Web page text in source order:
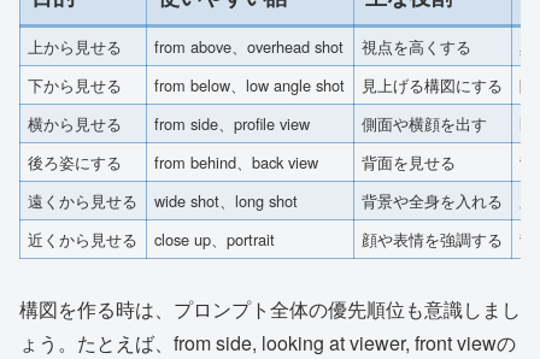
上から見せる from above、overhead shot 視点を高くする
真
下から見せる
from below、low angle shot 見上げる構図にする
階
横から見せる
from side、profile view 側面や横顔を出す
後ろ姿にする
from behind、back view 背面を見せる
背
遠くから見せる
wide shot、long shot 背景や全身を入れる
近くから見せる
close up、portrait 顔や表情を強調する 背
構図を作る時は、プロンプト全体の優先順位も意識しまし
ょう。たとえば、from side, looking at viewer, front viewの